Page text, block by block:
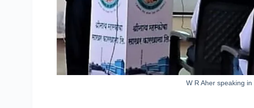
W R Aher speaking